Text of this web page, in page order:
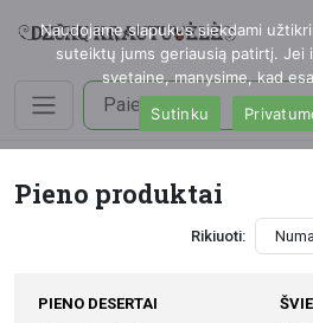
Pieno produktai
Rikiuoti:
PIENO DESERTAI
Naudojame slapukus siekdami
suteiktų jums geriausią patirtį. Jei
svetaine, manysime, kad
Sutinku